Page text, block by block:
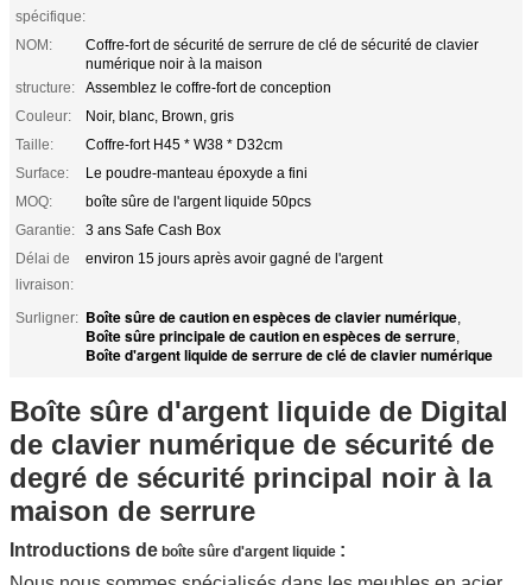
spécifique:
NOM:
Coffre-fort de sécurité de serrure de clé de sécurité de clavier
numérique noir à la maison
structure:
Assemblez le coffre-fort de conception
Couleur:
Noir, blanc, Brown, gris
Taille:
Coffre-fort H45 * W38 * D32cm
Surface:
Le poudre-manteau époxyde a fini
MOQ:
boîte sûre de l'argent liquide 50pcs
Garantie:
3 ans Safe Cash Box
Délai de
livraison:
environ 15 jours après avoir gagné de l'argent
Surligner: Boîte sûre de caution en espèces de clavier numérique,
Boîte sûre principale de caution en espèces de serrure,
Boîte d'argent liquide de serrure de clé de clavier numérique
Boîte sûre d'argent liquide de Digital
de clavier numérique de sécurité de
degré de sécurité principal noir à la
maison de serrure
Introductions de boîte sûre d'argent liquide :